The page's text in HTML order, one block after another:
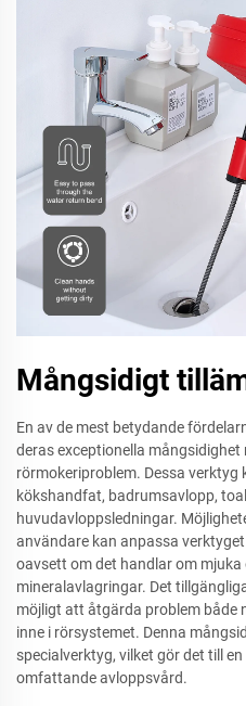
Mångsidigt
En av de mest betydande
deras exceptionella
rörmokeriproblem. Dessa
kökshandfat, badrumsavlopp,
huvudavloppsledningar.
användare kan anpassa
oavsett om det handlar om
mineralavlagringar. Det
möjligt att åtgärda problem både
inne i rörsystemet. Denna
specialverktyg, vilket gör det till
omfattande avloppsvård.